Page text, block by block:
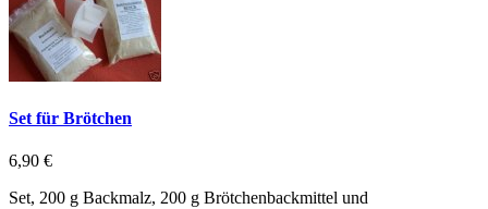
Set für Brötchen
6,90 €
Set, 200 g Backmalz, 200 g Brötchenbackmittel und